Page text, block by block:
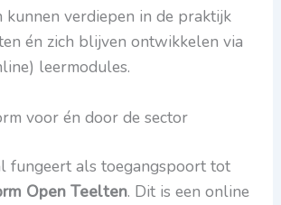
kunnen verdiepen in de praktijk
én zich blijven ontwikkelen via
leermodules.
voor én door de sector
fungeert als toegangspoort tot
Open Teelten. Dit is een online